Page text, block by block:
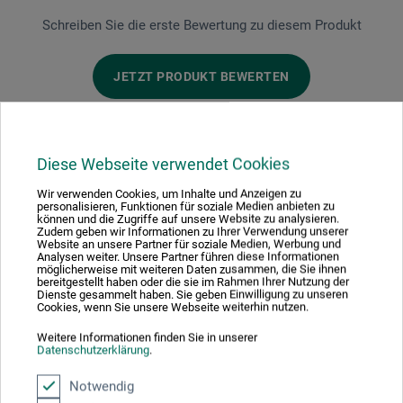
Diese Webseite verwendet Cookies
Wir verwenden Cookies, um Inhalte und Anzeigen zu
personalisieren, Funktionen für soziale Medien anbieten zu
können und die Zugriffe auf unsere Website zu analysieren.
Zudem geben wir Informationen zu Ihrer Verwendung unserer
Website an unsere Partner für soziale Medien, Werbung und
Analysen weiter. Unsere Partner führen diese Informationen
möglicherweise mit weiteren Daten zusammen, die Sie ihnen
bereitgestellt haben oder die sie im Rahmen Ihrer Nutzung der
Dienste gesammelt haben. Sie geben Einwilligung zu unseren
Cookies, wenn Sie unsere Webseite weiterhin nutzen.
Weitere Informationen finden Sie in unserer
Datenschutzerklärung.
Notwendig
Schreiben Sie die erste Bewertung zu diesem Produkt
JETZT PRODUKT BEWERTEN
Hersteller-Kontakt
Hier finden Sie die Kontaktdaten des Herstellers zu
diesem Produkt.
Verlag Hermann Schmidt
Gonsenheimer Str. 56
55126 Mainz